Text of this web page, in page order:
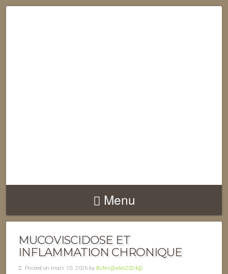
Menu
MUCOVISCIDOSE ET
INFLAMMATION CHRONIQUE
Posted on mars 10, 2026 by BsNn@alex2024@